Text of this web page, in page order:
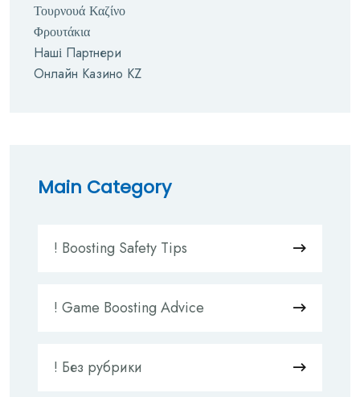
Τουρνουά Καζίνο
Φρουτάκια
Наші Партнери
Онлайн Казино KZ
Main Category
! Boosting Safety Tips
! Game Boosting Advice
! Без рубрики